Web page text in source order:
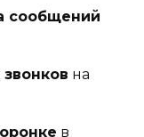
сообщений
на
в